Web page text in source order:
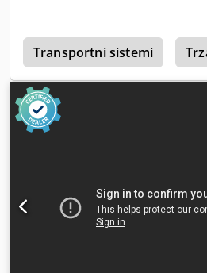
Transportni sistemi